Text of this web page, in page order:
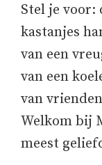
Stel je voor:
kastanjes
van een
van een
van
Welkom bij
meest